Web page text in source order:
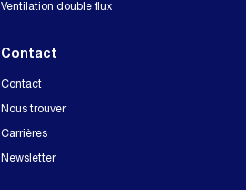
Ventilation double flux
Contact
Contact
Nous trouver
Carrières
Newsletter